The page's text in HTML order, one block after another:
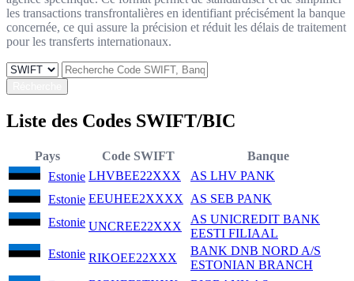
les transactions transfrontalières en identifiant précisément la banque
concernée, ce qui assure la précision et réduit les délais de traitement
pour les transferts internationaux.
Liste des Codes SWIFT/BIC
Pays Code SWIFT
Banque
Estonie LHVBEE22XXX
AS LHV PANK
Estonie EEUHEE2XXXX AS SEB PANK
Estonie UNCREE22XXX
AS UNICREDIT BANK
EESTI FILIAAL
Estonie RIKOEE22XXX
BANK DNB NORD A/S
ESTONIAN BRANCH